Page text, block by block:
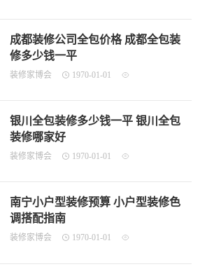
成都装修公司全包价格 成都全包装
修多少钱一平
装修家博会 1970-01-01
银川全包装修多少钱一平 银川全包
装修哪家好
装修家博会 1970-01-01
南宁小户型装修预算 小户型装修色
调搭配指南
装修家博会 1970-01-01